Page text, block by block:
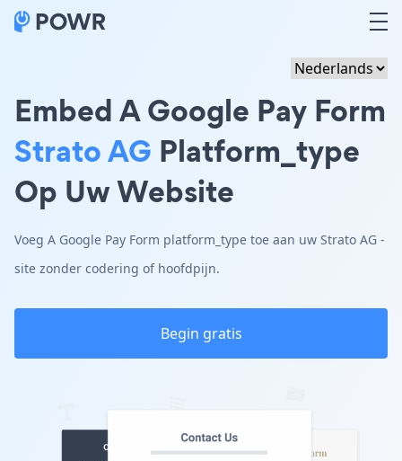
Embed A Google Pay Form
Strato AG Platform_type
Op Uw Website
Voeg A Google Pay Form platform_type toe aan uw Strato AG -
site zonder codering of hoofdpijn.
Begin gratis